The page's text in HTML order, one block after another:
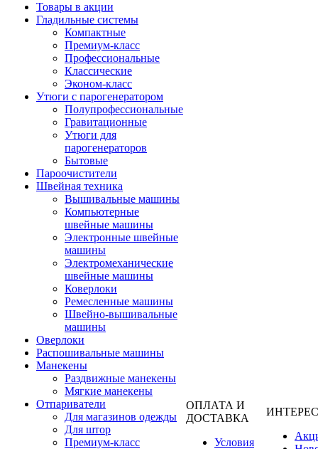
Товары в акции
Гладильные системы
Компактные
Премиум-класс
Профессиональные
Классические
Эконом-класс
Утюги с парогенератором
Полупрофессиональные
Гравитационные
Утюги для
парогенераторов
Бытовые
Пароочистители
Швейная техника
Вышивальные машины
Компьютерные
швейные машины
Электронные швейные
машины
Электромеханические
швейные машины
Коверлоки
Ремесленные машины
Швейно-вышивальные
машины
Оверлоки
Распошивальные машины
Манекены
Раздвижные манекены
Мягкие манекены
Отпариватели
Для магазинов одежды
Для штор
Премиум-класс
ОПЛАТА И
ДОСТАВКА
Условия